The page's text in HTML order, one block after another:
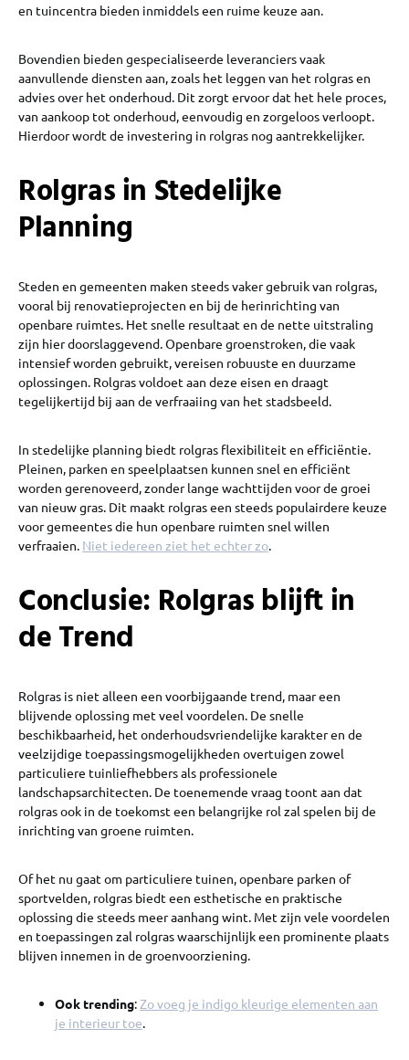
en tuincentra bieden inmiddels een ruime keuze aan.
Bovendien bieden gespecialiseerde leveranciers vaak
aanvullende diensten aan, zoals het leggen van het rolgras en
advies over het onderhoud. Dit zorgt ervoor dat het hele proces,
van aankoop tot onderhoud, eenvoudig en zorgeloos verloopt.
Hierdoor wordt de investering in rolgras nog aantrekkelijker.
Rolgras in Stedelijke
Planning
Steden en gemeenten maken steeds vaker gebruik van rolgras,
vooral bij renovatieprojecten en bij de herinrichting van
openbare ruimtes. Het snelle resultaat en de nette uitstraling
zijn hier doorslaggevend. Openbare groenstroken, die vaak
intensief worden gebruikt, vereisen robuuste en duurzame
oplossingen. Rolgras voldoet aan deze eisen en draagt
tegelijkertijd bij aan de verfraaiing van het stadsbeeld.
In stedelijke planning biedt rolgras flexibiliteit en efficiëntie.
Pleinen, parken en speelplaatsen kunnen snel en efficiënt
worden gerenoveerd, zonder lange wachttijden voor de groei
van nieuw gras. Dit maakt rolgras een steeds populairdere keuze
voor gemeentes die hun openbare ruimten snel willen
verfraaien. Niet iedereen ziet het echter zo.
Conclusie: Rolgras blijft in
de Trend
Rolgras is niet alleen een voorbijgaande trend, maar een
blijvende oplossing met veel voordelen. De snelle
beschikbaarheid, het onderhoudsvriendelijke karakter en de
veelzijdige toepassingsmogelijkheden overtuigen zowel
particuliere tuinliefhebbers als professionele
landschapsarchitecten. De toenemende vraag toont aan dat
rolgras ook in de toekomst een belangrijke rol zal spelen bij de
inrichting van groene ruimten.
Of het nu gaat om particuliere tuinen, openbare parken of
sportvelden, rolgras biedt een esthetische en praktische
oplossing die steeds meer aanhang wint. Met zijn vele voordelen
en toepassingen zal rolgras waarschijnlijk een prominente plaats
blijven innemen in de groenvoorziening.
Ook trending:Zo voeg je indigo kleurige elementen aan
je interieur toe.